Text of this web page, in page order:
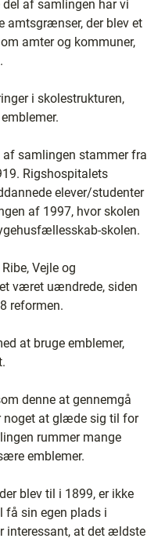
af samlingen har vi
amtsgrænser, der blev et
amter og kommuner,
i skolestrukturen,
samlingen stammer fra
Rigshospitalets
elever/studenter
af 1997, hvor skolen
skolen.
Vejle og
været uændrede, siden
reformen.
at bruge emblemer,
denne at gennemgå
noget at glæde sig til for
rummer mange
emblemer.
blev til i 1899, er ikke
få sin egen plads i
interessant, at det ældste